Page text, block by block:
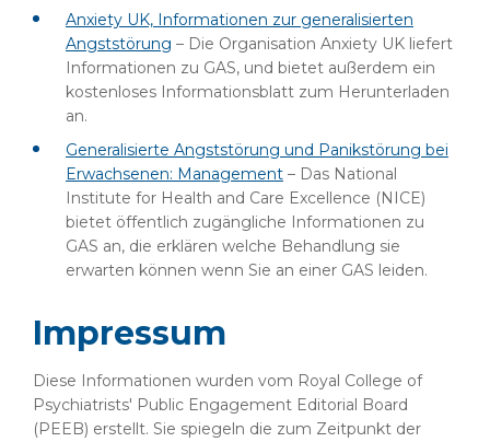
Anxiety UK, Informationen zur generalisierten
Angststörung – Die Organisation Anxiety UK liefert
Informationen zu GAS, und bietet außerdem ein
kostenloses Informationsblatt zum Herunterladen
an.
Generalisierte Angststörung und Panikstörung bei
Erwachsenen: Management – Das National
Institute for Health and Care Excellence (NICE)
bietet öffentlich zugängliche Informationen zu
GAS an, die erklären welche Behandlung sie
erwarten können wenn Sie an einer GAS leiden.
Impressum
Diese Informationen wurden vom Royal College of
Psychiatrists' Public Engagement Editorial Board
(PEEB) erstellt. Sie spiegeln die zum Zeitpunkt der